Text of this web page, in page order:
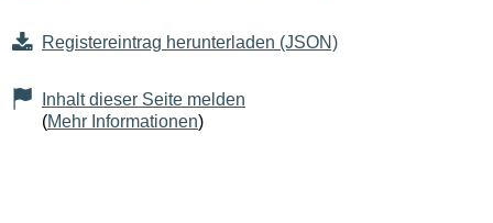
Registereintrag herunterladen (JSON)
Inhalt dieser Seite melden
(Mehr Informationen)